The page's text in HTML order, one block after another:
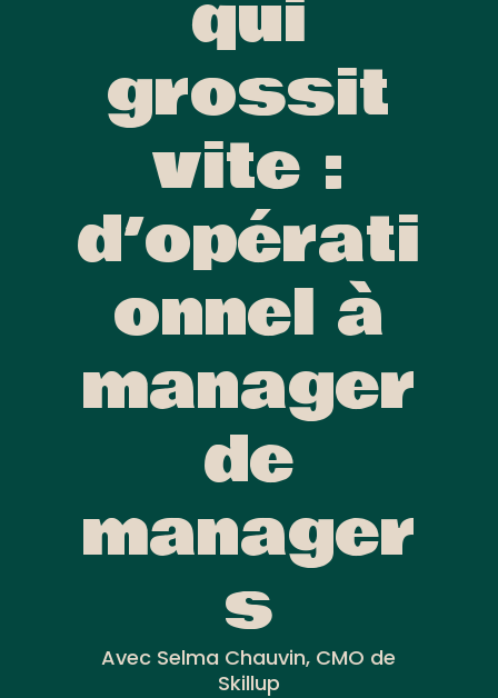
qui
grossit
vite :
d’opérati
onnel à
manager
de
manager
s
Avec Selma Chauvin, CMO de
Skillup